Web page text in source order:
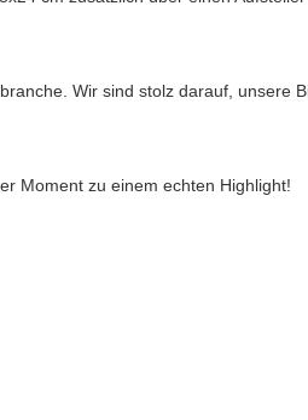
Wir sind stolz darauf, unsere
Moment zu einem echten Highlight!